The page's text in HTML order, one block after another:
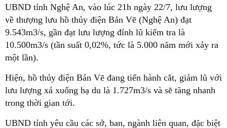
UBND tỉnh Nghệ An, vào lúc 21h ngày 22/7, lưu lượng
về thượng lưu hồ thủy điện Bản Vẽ (Nghệ An) đạt
9.543m3/s, gần đạt lưu lượng đỉnh lũ kiểm tra là
10.500m3/s (tần suất 0,02%, tức là 5.000 năm mới xảy ra
một lần).
Hiện, hồ thủy điện Bản Vẽ đang tiến hành cắt, giảm lũ với
lưu lượng xả xuống hạ du là 1.727m3/s và sẽ tăng nhanh
trong thời gian tới.
UBND tỉnh yêu cầu các sở, ban, ngành liên quan, đặc biệt